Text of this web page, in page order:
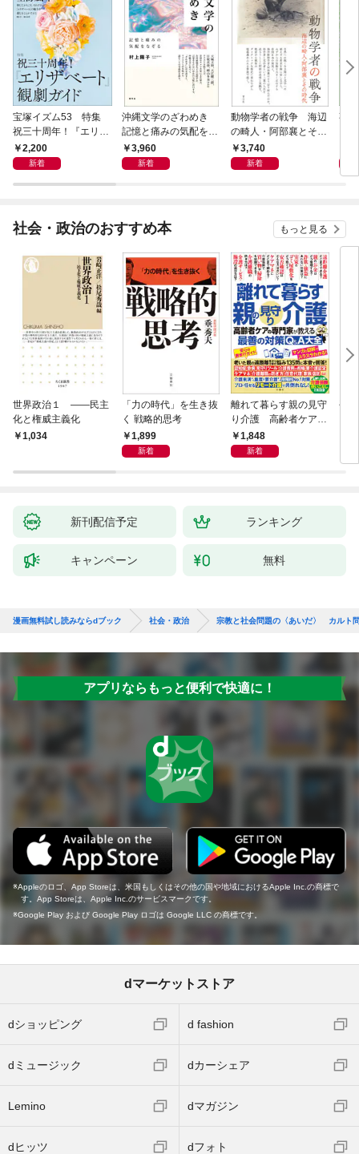
宝塚イズム53 特集
祝三十周年！『エリザ
ベート』観劇ガイド
2,200
新着
沖縄文学のざわめき
記憶と痛みの気配をな
ぞる3,960
新着
動物学者の戦争 海辺
の畸人・阿部襄とその
時代3,740
新着
事
社会・政治のおすすめ本 もっと見る
世界政治１ ――民主
化と権威主義化
1,034
「力の時代」を生き抜
く 戦略的思考
1,899
新着
離れて暮らす親の見守
り介護 高齢者ケアの
専門家が教える最善の
対策Q＆A大全
1,848
新着
平
新刊配信予定 ランキング
キャンペーン 無料
漫画無料試し読みならdブック 社会・政治 宗教と社会問題の〈あいだ〉 カルト
アプリならもっと便利で快適に！
Appleのロゴ、App Storeは、米国もしくはその他の国や地域におけるApple Inc.の商標で
す。App Storeは、Apple Inc.のサービスマークです。
Google Play および Google Play ロゴは Google LLC の商標です。
dマーケットストア
dショッピング d fashion
dミュージック dカーシェア
Lemino dマガジン
dヒッツ dフォト